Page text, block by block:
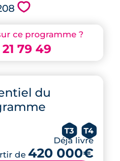
ce programme ?
21 79 49
du
T3 T4
Déjà livré
de 420 000€
💗